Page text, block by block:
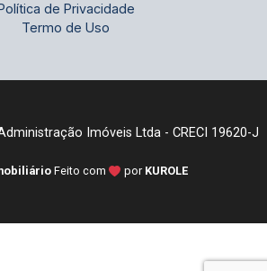
de Privacidade
Termo de Uso
Imóveis Ltda - CRECI 19620-J
Feito com por KUROLE